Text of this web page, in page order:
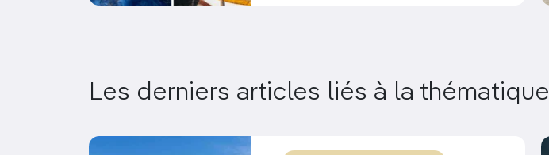
Les derniers articles liés à la thématique